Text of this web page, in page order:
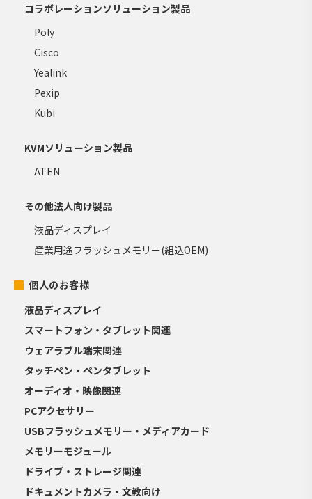
コラボレーションソリューション製品
Poly
Cisco
Yealink
Pexip
Kubi
KVMソリューション製品
ATEN
その他法人向け製品
液晶ディスプレイ
産業用途フラッシュメモリー(組込OEM)
個人のお客様
液晶ディスプレイ
スマートフォン・タブレット関連
ウェアラブル端末関連
タッチペン・ペンタブレット
オーディオ・映像関連
PCアクセサリー
USBフラッシュメモリー・メディアカード
メモリーモジュール
ドライブ・ストレージ関連
ドキュメントカメラ・文教向け